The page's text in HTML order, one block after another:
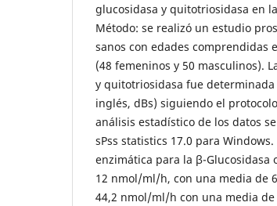
glucosidasa y quitotriosidasa en
Método: se realizó un estudio
sanos con edades comprendidas
(48 femeninos y 50 masculinos).
y quitotriosidasa fue
inglés, dBs) siguiendo el
análisis estadístico de los datos
sPss statistics 17.0 para
enzimática para la β-Glucosidasa
12 nmol/ml/h, con una media de
44,2 nmol/ml/h con una media